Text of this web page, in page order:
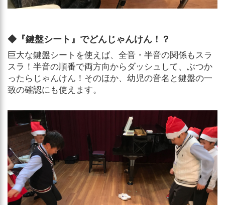
◆『鍵盤シート』でどんじゃんけん！？
巨大な鍵盤シートを使えば、全音・半音の関係もスラ
スラ！半音の順番で両方向からダッシュして、ぶつか
ったらじゃんけん！そのほか、幼児の音名と鍵盤の一
致の確認にも使えます。